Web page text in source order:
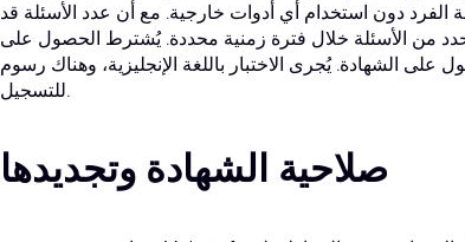
دون استخدام أي أدوات خارجية. مع أن عدد الأسئلة قد
من الأسئلة خلال فترة زمنية محددة. يُشترط الحصول على
على الشهادة. يُجرى الاختبار باللغة الإنجليزية، وهناك رسوم
للتسجيل.
صلاحية الشهادة وتجديدها